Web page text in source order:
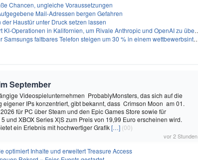
Chancen, ungleiche Voraussetzungen
Mail-Adressen bergen Gefahren
der Haustür unter Druck setzen lassen
Operationen in Kalifornien, um Rivale Anthropic und OpenAI zu überholen
faltbares Telefon steigen um 30 % in einem wettbewerbsintensiven Markt
September
Videospielunternehmen ProbablyMonsters, das sich auf die
eigener IPs konzentriert, gibt bekannt, dass Crimson Moon am 01.
für PC über Steam und den Epic Games Store sowie für
und XBOX Series X|S zum Preis von 19,99 Euro erscheinen wird.
ein Erlebnis mit hochwertiger Grafik[…] (00)
vor 2 Stunden
optimiert Inhalte und erweitert Treasure Access